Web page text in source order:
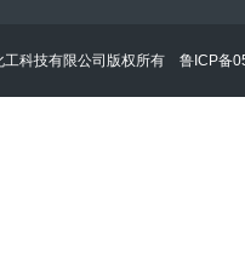
科技有限公司版权所有 鲁ICP备